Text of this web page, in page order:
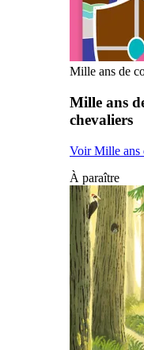
Mille ans de
Mille ans
chevaliers
Voir Mille ans
À paraître